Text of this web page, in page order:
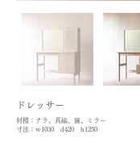
​ドレッサー
材種：ナラ、真鍮、籐、ミラー
​寸法：w1030 d420 h1250